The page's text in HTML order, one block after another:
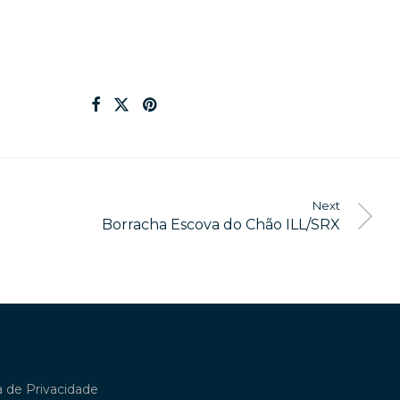
Next
Borracha Escova do Chão ILL/SRX
de Privacidade